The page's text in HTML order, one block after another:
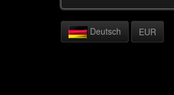
Deutsch EUR